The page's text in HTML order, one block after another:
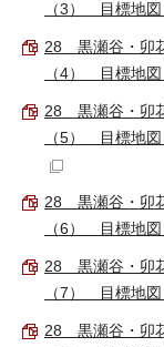
（3） 目標地図
28 黒瀬谷・卯
（4） 目標地図
28 黒瀬谷・卯
（5） 目標地図
28 黒瀬谷・卯
（6） 目標地図
28 黒瀬谷・卯
（7） 目標地図
28 黒瀬谷・卯